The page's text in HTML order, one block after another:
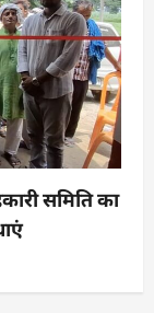
समिति का